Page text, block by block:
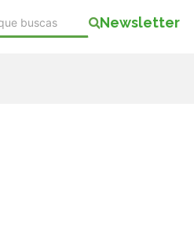
Newsletter